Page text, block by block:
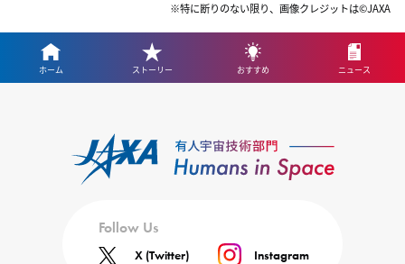
※特に断りのない限り、画像クレジットは©JAXA
ホーム ストーリー おすすめ ニュース
Follow Us
X (Twitter) Instagram